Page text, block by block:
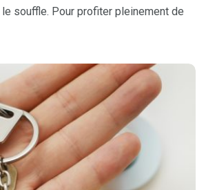
souffle. Pour profiter pleinement de